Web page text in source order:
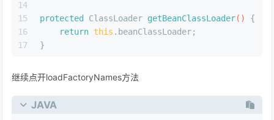
protected ClassLoader getBeanClassLoader()
{
return this .beanClassLoader;
}
继续点开loadFactoryNames方法
JAVA